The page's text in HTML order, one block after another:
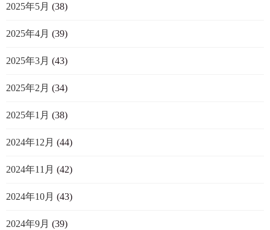
2025年5月 (38)
2025年4月 (39)
2025年3月 (43)
2025年2月 (34)
2025年1月 (38)
2024年12月 (44)
2024年11月 (42)
2024年10月 (43)
2024年9月 (39)